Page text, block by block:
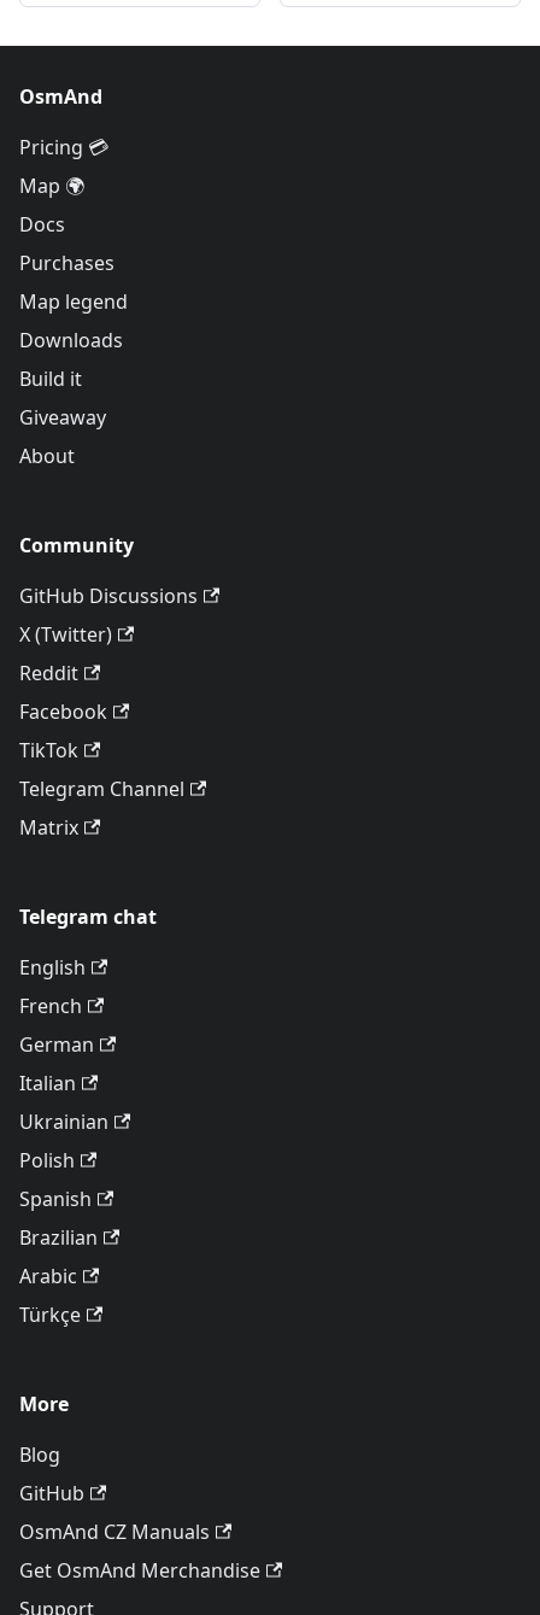
OsmAnd
Pricing 💳
Map 🌍
Docs
Purchases
Map legend
Downloads
Build it
Giveaway
About
Community
GitHub Discussions
X (Twitter)
Reddit
Facebook
TikTok
Telegram Channel
Matrix
Telegram chat
English
French
German
Italian
Ukrainian
Polish
Spanish
Brazilian
Arabic
Türkçe
More
Blog
GitHub
OsmAnd CZ Manuals
Get OsmAnd Merchandise
Support